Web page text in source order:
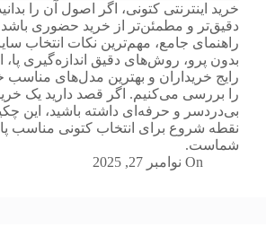
خرید اینترنتی کتونی، اگر اصول آن را
دقیق‌تر و مطمئن‌تر از خرید حضوری
راهنمای جامع، مهم‌ترین نکات انتخاب
بدون پرو، روش‌های دقیق اندازه‌گیری پا،
رایج خریداران و بهترین مدل‌های مناسب
را بررسی می‌کنیم. اگر قصد دارید یک
بی‌دردسر و حرفه‌ای داشته باشید، این
نقطه شروع برای انتخاب کتونی مناسب
شماست.
On نوامبر 27, 2025